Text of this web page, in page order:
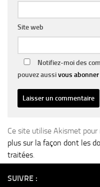
Site web
Notifiez-moi des
pouvez aussivous abonner
Ce site utilise Akismet pour
plus sur la façon dont les
traitées.
SUIVRE :